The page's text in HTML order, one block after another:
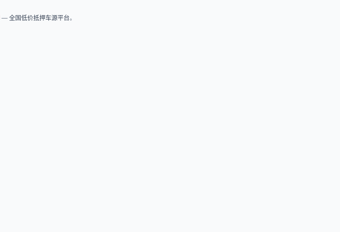
— 全国低价抵押车源平台。